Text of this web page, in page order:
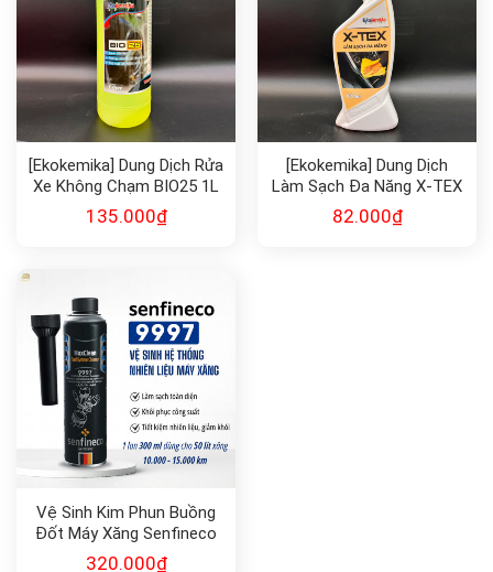
[Ekokemika] Dung Dịch Rửa
Xe Không Chạm BIO25 1L
135.000₫
[Ekokemika] Dung Dịch
Làm Sạch Đa Năng X-TEX
82.000₫
Vệ Sinh Kim Phun Buồng
Đốt Máy Xăng Senfineco
9997
320.000₫